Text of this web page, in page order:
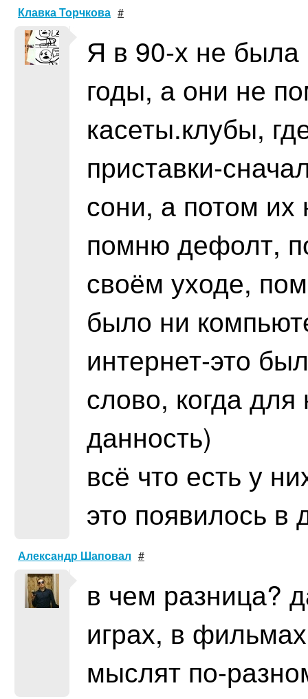
Клавка Торчкова #
Я в 90-х не была
годы, а они не
касеты.клубы,
приставки-
сони, а потом
помню дефолт,
своём уходе,
было ни
интернет-это
слово, когда
данность)
всё что есть у
это появилось в
Александр Шаповал #
в чем разница?
играх, в
мыслят по-